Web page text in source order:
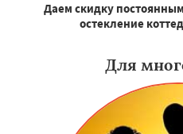
Даем скидку
остекление
Для